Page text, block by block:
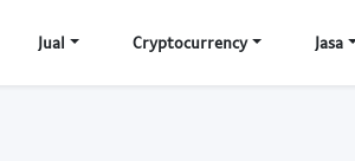
Jual Cryptocurrency Jasa